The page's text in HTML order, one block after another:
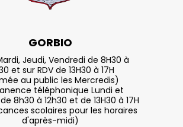
GORBIO
Jeudi, Vendredi de 8H30 à
et sur RDV de 13H30 à 17H
au public les Mercredis)
téléphonique Lundi et
8h30 à 12h30 et de 13H30 à 17H
scolaires pour les horaires
d'après-midi)